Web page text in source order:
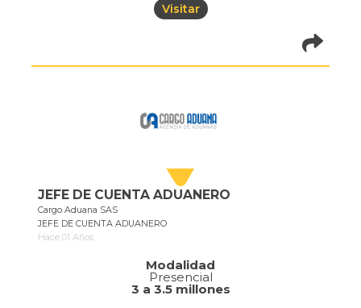
Visitar
JEFE DE CUENTA ADUANERO
Cargo Aduana SAS
JEFE DE CUENTA ADUANERO
Hace 01 Años
Modalidad
Presencial
3 a 3.5 millones